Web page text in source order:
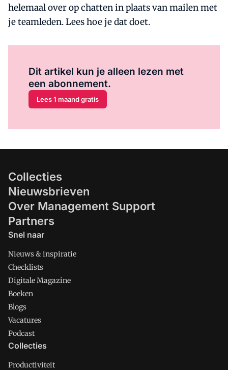
helemaal over op chatten in plaats van mailen met
je teamleden. Lees hoe je dat doet.
Dit artikel kun je alleen lezen met
een abonnement.
Lees 1 maand gratis
Collecties
Nieuwsbrieven
Over Management Support
Partners
Snel naar
Nieuws & inspiratie
Checklists
Digitale Magazine
Boeken
Blogs
Vacatures
Podcast
Collecties
Productiviteit